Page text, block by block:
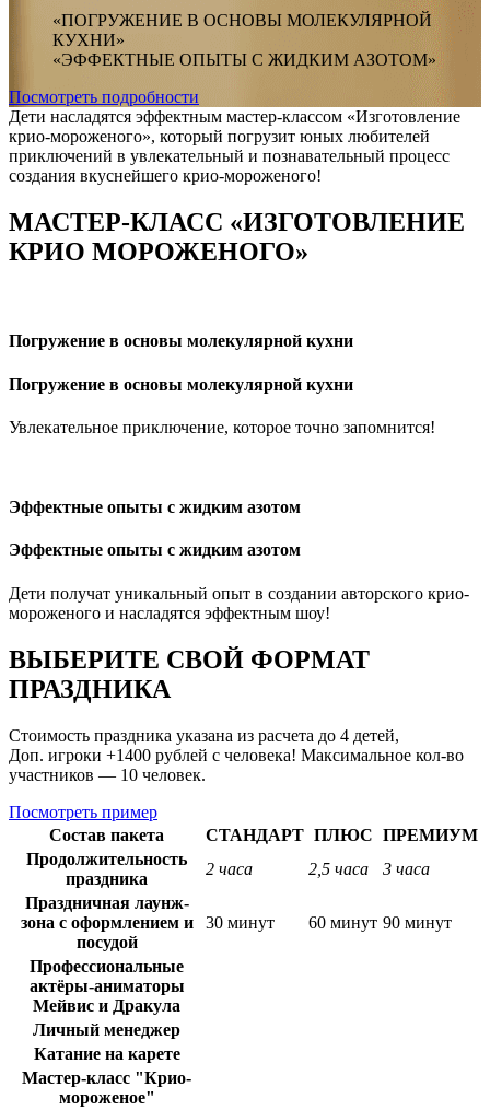
«ПОГРУЖЕНИЕ В ОСНОВЫ МОЛЕКУЛЯРНОЙ
КУХНИ»
«ЭФФЕКТНЫЕ ОПЫТЫ С ЖИДКИМ АЗОТОМ»
Посмотреть подробности
Дети насладятся эффектным мастер-классом «Изготовление
крио-мороженого», который погрузит юных любителей
приключений в увлекательный и познавательный процесс
создания вкуснейшего крио-мороженого!
МАСТЕР-КЛАСС «ИЗГОТОВЛЕНИЕ
КРИО МОРОЖЕНОГО»
Погружение в основы молекулярной кухни
Погружение в основы молекулярной кухни
Увлекательное приключение, которое точно запомнится!
Эффектные опыты с жидким азотом
Эффектные опыты с жидким азотом
Дети получат уникальный опыт в создании авторского крио-
мороженого и насладятся эффектным шоу!
ВЫБЕРИТЕ СВОЙ ФОРМАТ
ПРАЗДНИКА
Стоимость праздника указана из расчета до 4 детей,
Доп. игроки +1400 рублей с человека! Максимальное кол-во
участников — 10 человек.
Посмотреть пример
Состав пакета
СТАНДАРТ ПЛЮС ПРЕМИУМ
Продолжительность
праздника
2 часа 2,5 часа
3 часа
Праздничная лаунж-
зона с оформлением и
посудой
30 минут 60 минут 90 минут
Профессиональные
актёры-аниматоры
Мейвис и Дракула
Личный менеджер
Катание на карете
Мастер-класс "Крио-
мороженое"